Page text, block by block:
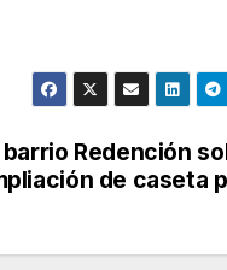
Redención
de caseta